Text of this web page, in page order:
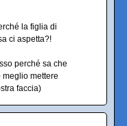
la figlia di
ci aspetta?!
perché sa che
mettere
faccia)